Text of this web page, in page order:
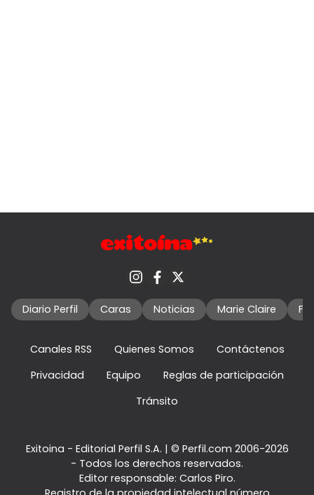
Diario Perfil Caras Noticias Marie Claire
Canales RSS Quienes Somos
Contáctenos
Privacidad
Equipo
Reglas de participación
Tránsito
Exitoina - Editorial Perfil S.A. | © Perfil.com 2006-2026
- Todos los derechos reservados.
Editor responsable: Carlos Piro.